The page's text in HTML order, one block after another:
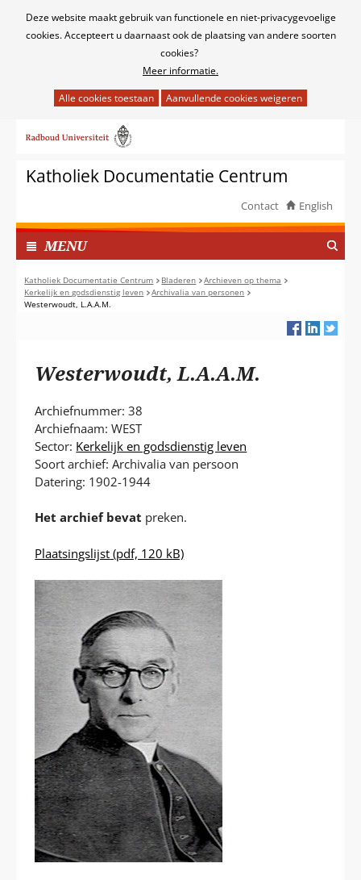
Cookies
Deze website maakt gebruik van functionele en niet-privacygevoelige
cookies. Accepteert u daarnaast ook de plaatsing van andere soorten
cookies?
Meer informatie.
het
van
cookies
deze
website
worden
toegestaan
of
geweigerd.
naar
inhoudKatholiek Documentatie Centrum
Contact English
MENUI
N
G
E
K
T
Katholiek Documentatie Centrum Bladeren
Archieven op thema
Kerkelijk en godsdienstig leven
Archivalia van personen
Westerwoudt, L.A.A.M.
Westerwoudt, L.A.A.M.
Archiefnummer: 38
Archiefnaam: WEST
Sector: Kerkelijk en godsdienstig leven
Soort archief: Archivalia van persoon
Datering: 1902-1944
Het archief bevat preken.
Plaatsingslijst (pdf, 120 kB)